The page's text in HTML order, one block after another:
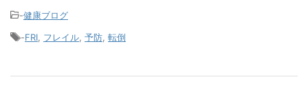
-健康ブログ
-FRI, フレイル, 予防, 転倒